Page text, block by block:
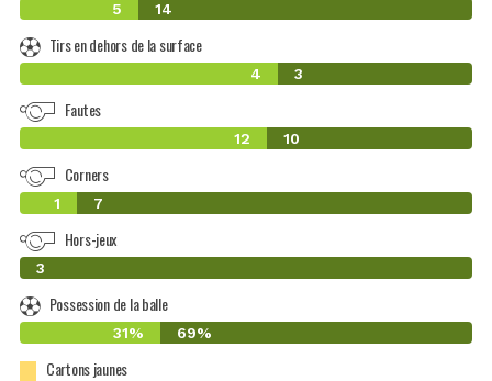
5 14
Tirs en dehors de la surface
4 3
Fautes
12 10
Corners
1 7
Hors-jeux
0
3
Possession de la balle
31% 69%
Cartons jaunes